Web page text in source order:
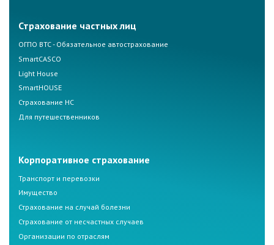
Страхование частных лиц
ОГПО ВТС - Обязательное автострахование
SmartCASCO
Light House
SmartHOUSE
Страхование НС
Для путешественников
Корпоративное страхование
Транспорт и перевозки
Имущество
Страхование на случай болезни
Страхование от несчастных случаев
Организации по отраслям